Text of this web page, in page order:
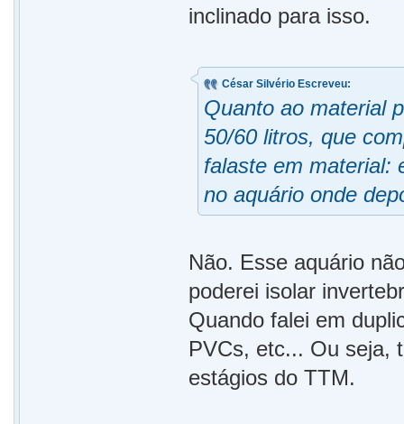
inclinado para isso.
César Silvério Escreveu:
Quanto ao material
50/60 litros, que
falaste em material:
no aquário onde
Não. Esse aquário
poderei isolar
Quando falei em
PVCs, etc... Ou seja,
estágios do TTM.